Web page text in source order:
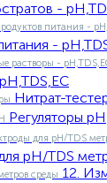
-
-
Нитрат-
Регуляторы pН
pH/TDS
12.